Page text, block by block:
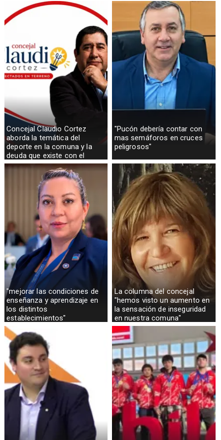
Concejal Claudio Cortez
aborda la temática del
deporte en la comuna y la
deuda que existe con el
sector rural
"Pucón debería contar con
mas semáforos en cruces
peligrosos"
"mejorar las condiciones de
enseñanza y aprendizaje en
los distintos
establecimientos"
La columna del concejal
"hemos visto un aumento en
la sensación de inseguridad
en nuestra comuna"